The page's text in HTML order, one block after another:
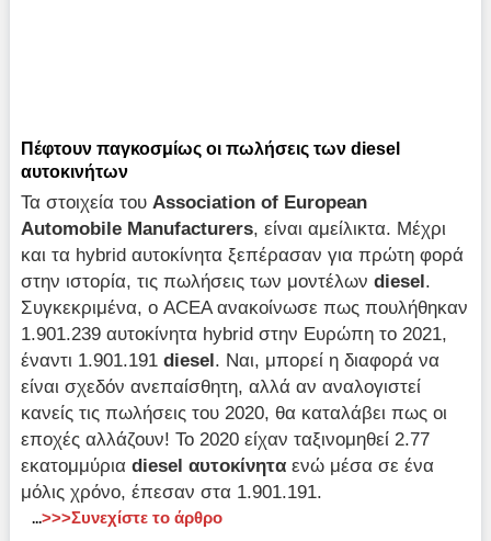
Πέφτουν παγκοσμίως οι πωλήσεις των diesel
αυτοκινήτων
Τα στοιχεία του Association of European
Automobile Manufacturers, είναι αμείλικτα. Μέχρι
και τα hybrid αυτοκίνητα ξεπέρασαν για πρώτη φορά
στην ιστορία, τις πωλήσεις των μοντέλωνdiesel.
Συγκεκριμένα, ο ACEA ανακοίνωσε πως πουλήθηκαν
1.901.239 αυτοκίνητα hybrid στην Ευρώπη το 2021,
έναντι 1.901.191diesel. Ναι, μπορεί η διαφορά να
είναι σχεδόν ανεπαίσθητη, αλλά αν αναλογιστεί
κανείς τις πωλήσεις του 2020, θα καταλάβει πως οι
εποχές αλλάζουν! Το 2020 είχαν ταξινομηθεί 2.77
εκατομμύριαdiesel αυτοκίνητα ενώ μέσα σε ένα
μόλις χρόνο, έπεσαν στα 1.901.191.
...>>>Συνεχίστε το άρθρο